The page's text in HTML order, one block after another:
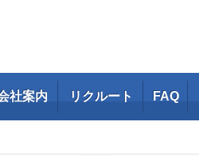
社案内 リクルート FAQ